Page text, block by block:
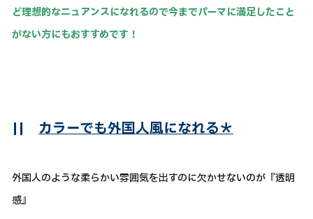
ど理想的なニュアンスになれるので今までパーマに満足したこと
がない方にもおすすめです！
|| カラーでも外国人風になれる＊
外国人のような柔らかい雰囲気を出すのに欠かせないのが『透明
感』